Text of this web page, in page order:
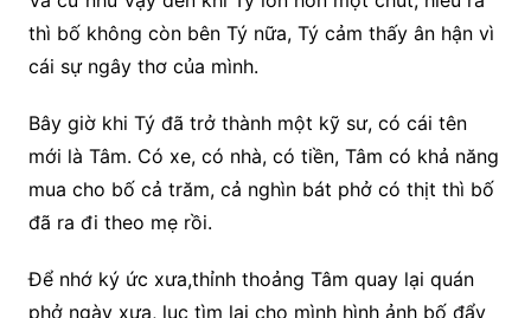
thì bố không còn bên Tý nữa, Tý cảm thấy ân hận vì
cái sự ngây thơ của mình.
Bây giờ khi Tý đã trở thành một kỹ sư, có cái tên
mới là Tâm. Có xe, có nhà, có tiền, Tâm có khả năng
mua cho bố cả trăm, cả nghìn bát phở có thịt thì bố
đã ra đi theo mẹ rồi.
Để nhớ ký ức xưa,thỉnh thoảng Tâm quay lại quán
phở ngày xưa, lục tìm lại cho mình hình ảnh bố đẩy